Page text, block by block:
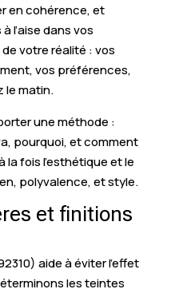
en cohérence, et
l’aise dans vos
votre réalité : vos
vos préférences,
le matin.
une méthode :
pourquoi, et comment
la fois l’esthétique et le
polyvalence, et style.
et finitions
aide à éviter l’effet
les teintes